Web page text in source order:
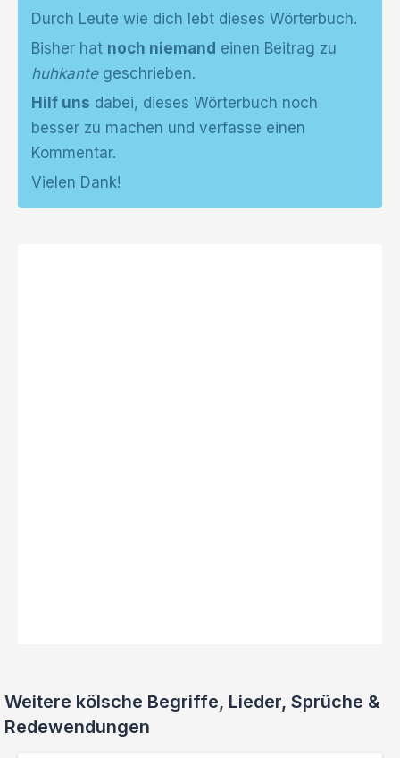
Durch Leute wie dich lebt dieses Wörterbuch.
Bisher hat noch niemand einen Beitrag zu
huhkantegeschrieben.
Hilf uns dabei, dieses Wörterbuch noch
besser zu machen und verfasse einen
Kommentar.
Vielen Dank!
Weitere kölsche Begriffe, Lieder, Sprüche &
Redewendungen